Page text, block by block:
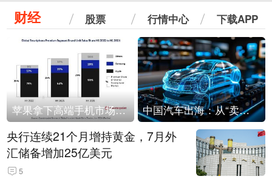
财经 股票 行情中心 下载APP
苹果拿下高端手机市场65%的份额：iPhone 17系列功不可没 中国汽车出海：从“卖出去”到“走进去”
央行连续21个月增持黄金，7月外
汇储备增加25亿美元
5